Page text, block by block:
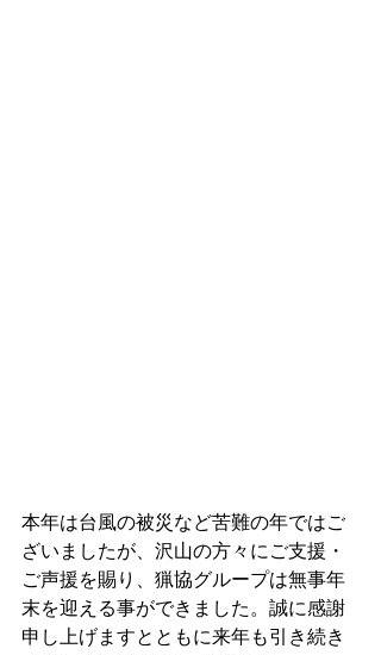
本年は台風の被災など苦難の年ではご
ざいましたが、沢山の方々にご支援・
ご声援を賜り、猟協グループは無事年
末を迎える事ができました。誠に感謝
申し上げますとともに来年も引き続き